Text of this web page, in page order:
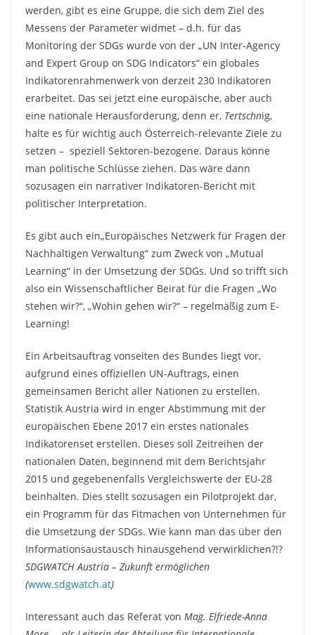
werden, gibt es eine Gruppe, die sich dem Ziel des
Messens der Parameter widmet – d.h. für das
Monitoring der SDGs wurde von der „UN Inter-Agency
and Expert Group on SDG Indicators“ ein globales
Indikatorenrahmenwerk von derzeit 230 Indikatoren
erarbeitet. Das sei jetzt eine europäische, aber auch
eine nationale Herausforderung, denn er, Tertschnig,
halte es für wichtig auch Österreich-relevante Ziele zu
setzen – speziell Sektoren-bezogene. Daraus könne
man politische Schlüsse ziehen. Das wäre dann
sozusagen ein narrativer Indikatoren-Bericht mit
politischer Interpretation.
Es gibt auch ein„Europäisches Netzwerk für Fragen der
Nachhaltigen Verwaltung“ zum Zweck von „Mutual
Learning“ in der Umsetzung der SDGs. Und so trifft sich
also ein Wissenschaftlicher Beirat für die Fragen „Wo
stehen wir?“, „Wohin gehen wir?“ – regelmäßig zum E-
Learning!
Ein Arbeitsauftrag vonseiten des Bundes liegt vor,
aufgrund eines offiziellen UN-Auftrags, einen
gemeinsamen Bericht aller Nationen zu erstellen.
Statistik Austria wird in enger Abstimmung mit der
europäischen Ebene 2017 ein erstes nationales
Indikatorenset erstellen. Dieses soll Zeitreihen der
nationalen Daten, beginnend mit dem Berichtsjahr
2015 und gegebenenfalls Vergleichswerte der EU-28
beinhalten. Dies stellt sozusagen ein Pilotprojekt dar,
ein Programm für das Fitmachen von Unternehmen für
die Umsetzung der SDGs. Wie kann man das über den
Informationsaustausch hinausgehend verwirklichen?!?
SDGWATCH Austria – Zukunft ermöglichen
(www.sdgwatch.at)
Interessant auch das Referat von Mag. Elfriede-Anna